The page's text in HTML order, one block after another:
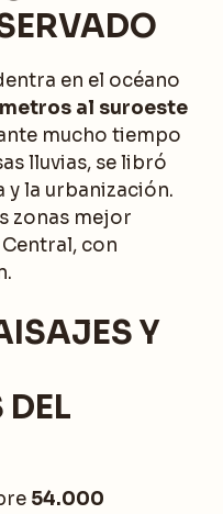
en el océano
al suroeste
mucho tiempo
lluvias, se libró
y la urbanización.
zonas mejor
con
Y
54.000